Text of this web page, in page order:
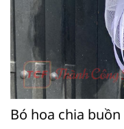
Bó hoa chia buồn